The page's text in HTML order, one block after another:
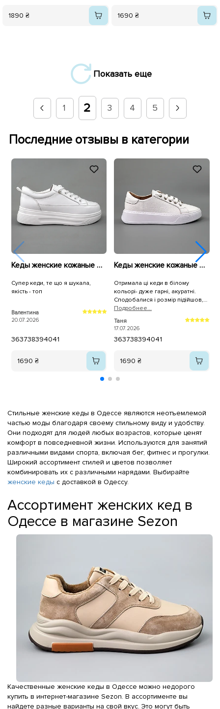
1890 ₴ 1690 ₴
Показать еще
1 2 3 4 5
Последние отзывы в категории
Кеды женские кожаные 596010 Белые
Супер кеди, те що я шукала,
якість - топ
Валентина
20.07.2026
363738394041
1690 ₴
Кеды женские кожаные 589967 Белые
Отримала ці кеди в білому
кольорі- дуже гарні, акуратні.
Сподобалися і розмір підійшов,
брала трішки більші. Дякую, як
завжди за оперативну доставку!
Подробнее...
Таня
17.07.2026
363738394041
1690 ₴
Стильные женские кеды в Одессе являются неотъемлемой
частью моды благодаря своему стильному виду и удобству.
Они подходят для людей любых возрастов, которые ценят
комфорт в повседневной жизни. Используются для занятий
различными видами спорта, включая бег, фитнес и прогулки.
Широкий ассортимент стилей и цветов позволяет
комбинировать их с различными нарядами. Выбирайте
женские кеды с доставкой в Одессу.
Ассортимент женских кед в
Одессе в магазине Sezon
Качественные женские кеды в Одессе можно недорого
купить в интернет-магазине Sezon. В ассортименте вы
найдете разные варианты на свой вкус. Это могут быть